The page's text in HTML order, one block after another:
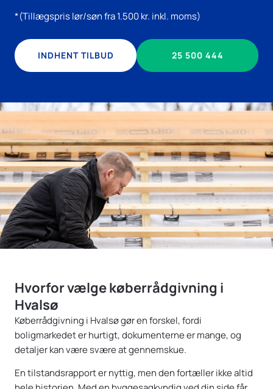
*(Tillægspris lør/søn fra 1.500 kr. inkl. moms)
INDHENT TILBUD 25 500 444
Hvorfor vælge køberrådgivning i
Hvalsø
Køberrådgivning i Hvalsø gør en forskel, fordi
boligmarkedet er hurtigt, dokumenterne er mange, og
detaljer kan være svære at gennemskue.
En tilstandsrapport er nyttig, men den fortæller ikke altid